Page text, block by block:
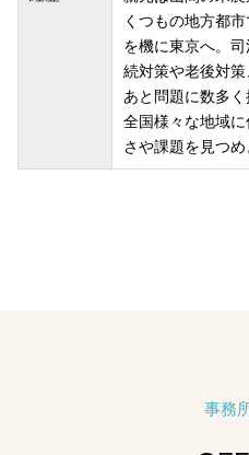
くつもの地方都
を機に東京へ。
続対策や老後対
あと問題に数多く
全国様々な地域
さや課題を見つめ
事務